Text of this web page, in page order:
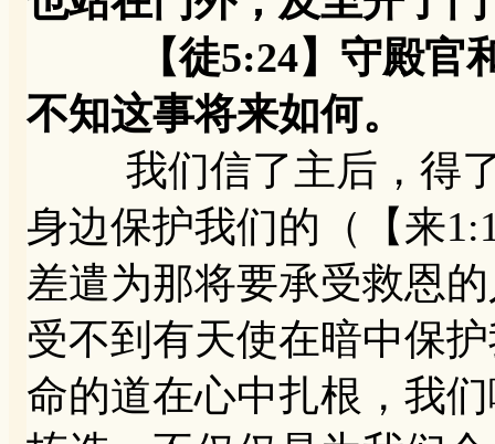
【徒5:24】守殿官和
不知这事将来如何。
我们信了主后，得了
身边保护我们的（【来
差遣为那将要承受救恩
受不到有天使在暗中保
命的道在心中扎根，我